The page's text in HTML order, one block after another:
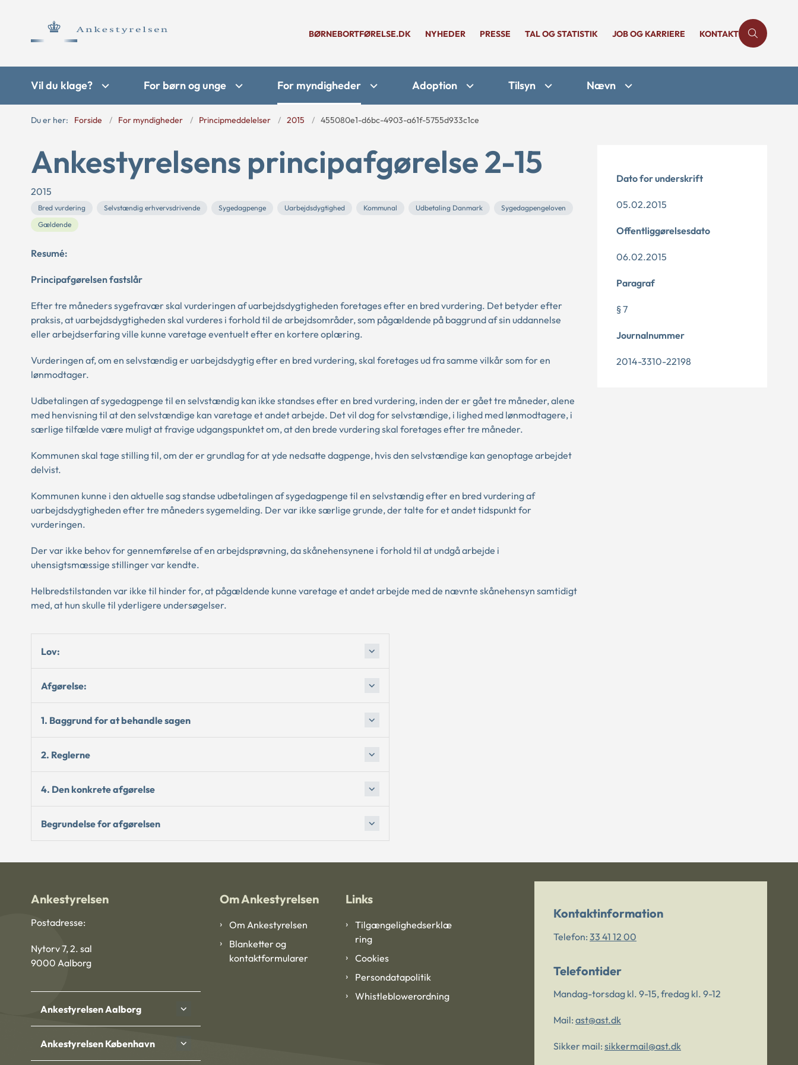
BØRNEBORTFØRELSE.DK NYHEDER PRESSE TAL OG STATISTIK JOB OG KARRIERE KONTAKT
Vil du klage? For børn og unge For myndigheder Adoption Tilsyn Nævn
Du er her: Forside For myndigheder Principmeddelelser 2015 455080e1-d6bc-4903-a61f-5755d933c1ce
Ankestyrelsens principafgørelse 2-15
2015
Bred vurdering Selvstændig erhvervsdrivende Sygedagpenge Uarbejdsdygtighed Kommunal Udbetaling Danmark
Sygedagpengeloven
Gældende
Resumé:
Principafgørelsen fastslår
Efter tre måneders sygefravær skal vurderingen af uarbejdsdygtigheden foretages efter en bred vurdering. Det betyder efter
praksis, at uarbejdsdygtigheden skal vurderes i forhold til de arbejdsområder, som pågældende på baggrund af sin uddannelse
eller arbejdserfaring ville kunne varetage eventuelt efter en kortere oplæring.
Vurderingen af, om en selvstændig er uarbejdsdygtig efter en bred vurdering, skal foretages ud fra samme vilkår som for en
lønmodtager.
Udbetalingen af sygedagpenge til en selvstændig kan ikke standses efter en bred vurdering, inden der er gået tre måneder, alene
med henvisning til at den selvstændige kan varetage et andet arbejde. Det vil dog for selvstændige, i lighed med lønmodtagere, i
særlige tilfælde være muligt at fravige udgangspunktet om, at den brede vurdering skal foretages efter tre måneder.
Kommunen skal tage stilling til, om der er grundlag for at yde nedsatte dagpenge, hvis den selvstændige kan genoptage arbejdet
delvist.
Kommunen kunne i den aktuelle sag standse udbetalingen af sygedagpenge til en selvstændig efter en bred vurdering af
uarbejdsdygtigheden efter tre måneders sygemelding. Der var ikke særlige grunde, der talte for et andet tidspunkt for
vurderingen.
Der var ikke behov for gennemførelse af en arbejdsprøvning, da skånehensynene i forhold til at undgå arbejde i
uhensigtsmæssige stillinger var kendte.
Helbredstilstanden var ikke til hinder for, at pågældende kunne varetage et andet arbejde med de nævnte skånehensyn samtidigt
med, at hun skulle til yderligere undersøgelser.
Lov:
Afgørelse:
1. Baggrund for at behandle sagen
2. Reglerne
4. Den konkrete afgørelse
Begrundelse for afgørelsen
Dato for underskrift
05.02.2015
Offentliggørelsesdato
06.02.2015
Paragraf
§ 7
Journalnummer
2014-3310-22198
Ankestyrelsen
Postadresse:
Nytorv 7, 2. sal
9000 Aalborg
Ankestyrelsen Aalborg
Ankestyrelsen København
Om Ankestyrelsen
Om Ankestyrelsen
Blanketter og
kontaktformularer
Links
Tilgængelighedserklæ
ring
Cookies
Persondatapolitik
Whistleblowerordning
Kontaktinformation
Telefon: 33 41 12 00
Telefontider
Mandag-torsdag kl. 9-15, fredag kl. 9-12
Mail: ast@ast.dk
Sikker mail: sikkermail@ast.dk